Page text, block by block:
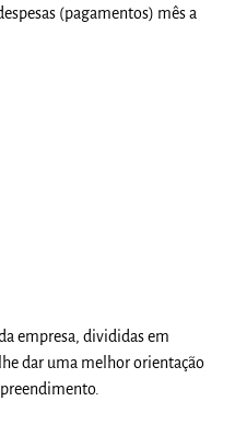
(pagamentos) mês a
empresa, divididas em
dar uma melhor orientação